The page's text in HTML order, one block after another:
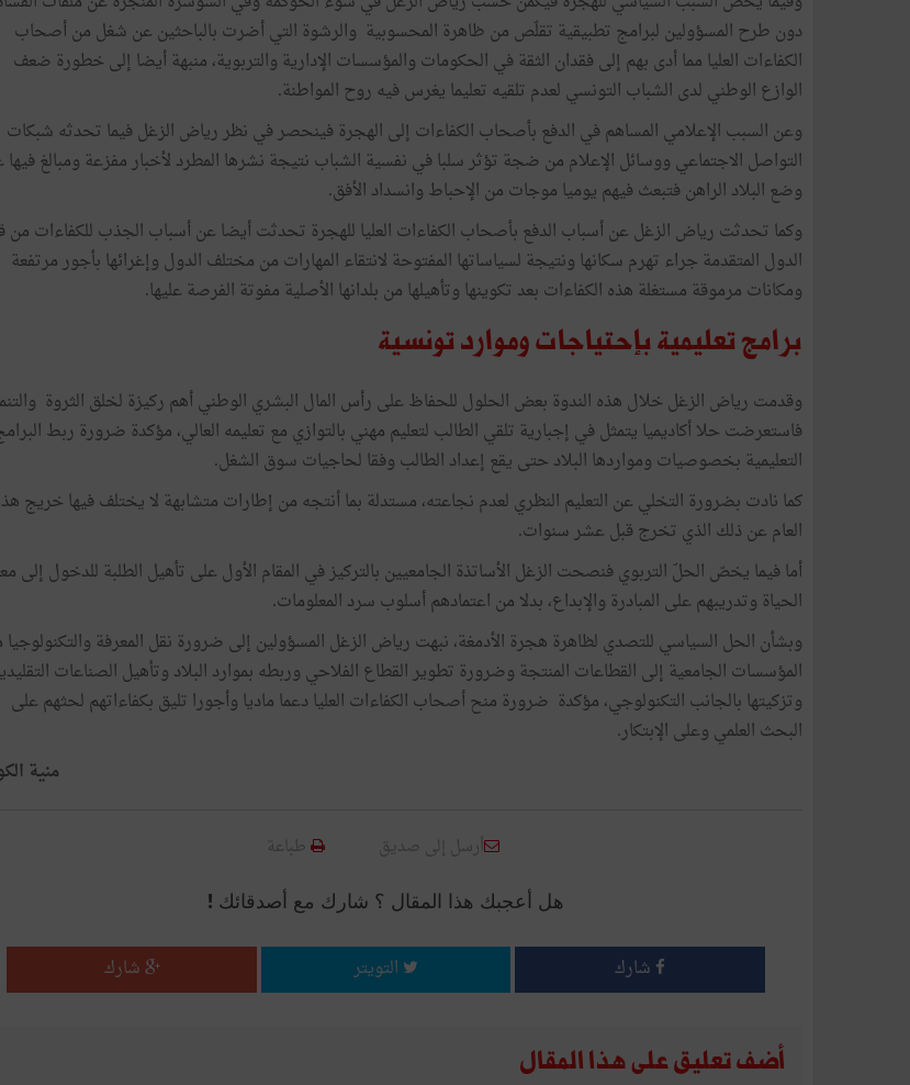
دون طرح المسؤولين لبرامج تطبيقية تقلّص من ظاهرة المحسوبية والرشوة التي أضرت بالباحثين عن شغل من أصحاب
الكفاءات العليا مما أدى بهم إلى فقدان الثقة في الحكومات والمؤسسات الإدارية والتربوية، منبهة أيضا إلى خطورة ضعف
الوازع الوطني لدى الشباب التونسي لعدم تلقيه تعليما يغرس فيه روح المواطنة.
وعن السبب الإعلامي المساهم في الدفع بأصحاب الكفاءات إلى الهجرة فينحصر في نظر رياض الزغل فيما تحدثه شبكات
التواصل الاجتماعي ووسائل الإعلام من ضجة تؤثر سلبا في نفسية الشباب نتيجة نشرها المطرد لأخبار مفزعة ومبالغ
وضع البلاد الراهن فتبعث فيهم يوميا موجات من الإحباط وانسداد الأفق.
وكما تحدثت رياض الزغل عن أسباب الدفع بأصحاب الكفاءات العليا للهجرة تحدثت أيضا عن أسباب الجذب للكفاءات من
الدول المتقدمة جراء تهرم سكانها ونتيجة لسياساتها المفتوحة لانتقاء المهارات من مختلف الدول وإغرائها بأجور مرتفعة
ومكانات مرموقة مستغلة هذه الكفاءات بعد تكوينها وتأهيلها من بلدانها الأصلية مفوتة الفرصة عليها.
برامج تعليمية بإحتياجات وموارد تونسية
وقدمت رياض الزغل خلال هذه الندوة بعض الحلول للحفاظ على رأس المال البشري الوطني أهم ركيزة لخلق الثروة
فاستعرضت حلا أكاديميا يتمثل في إجبارية تلقي الطالب لتعليم مهني بالتوازي مع تعليمه العالي، مؤكدة ضرورة ربط
التعليمية بخصوصيات ومواردها البلاد حتى يقع إعداد الطالب وفقا لحاجيات سوق الشغل.
كما نادت بضرورة التخلي عن التعليم النظري لعدم نجاعته، مستدلة بما أنتجه من إطارات متشابهة لا يختلف فيها خريج
العام عن ذلك الذي تخرج قبل عشر سنوات.
أما فيما يخصّ الحلّ التربوي فنصحت الزغل الأساتذة الجامعيين بالتركيز في المقام الأول على تأهيل الطلبة للدخول إلى
الحياة وتدريبهم على المبادرة والإبداع، بدلا من اعتمادهم أسلوب سرد المعلومات.
وبشأن الحل السياسي للتصدي لظاهرة هجرة الأدمغة، نبهت رياض الزغل المسؤولين إلى ضرورة نقل المعرفة
المؤسسات الجامعية إلى القطاعات المنتجة وضرورة تطوير القطاع الفلاحي وربطه بموارد البلاد وتأهيل الصناعات
وتزكيتها بالجانب التكنولوجي، مؤكدة ضرورة منح أصحاب الكفاءات العليا دعما ماديا وأجورا تليق بكفاءاتهم لحثهم على
البحث العلمي وعلى الإبتكار.
منية
أرسل إلى صديق طباعة
هل أعجبك هذا المقال ؟ شارك مع أصدقائك !
شارك التويتر شارك
أضف تعليق على هذا المقال